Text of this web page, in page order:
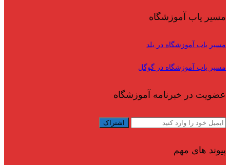
مسیر یاب آموزشگاه
مسیر یاب آموزشگاه در بلد
مسیر یاب آموزشگاه در گوگل
عضویت در خبرنامه آموزشگاه
پیوند های مهم